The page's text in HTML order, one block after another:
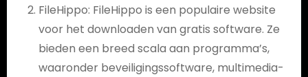
FileHippo: FileHippo is een populaire website
voor het downloaden van gratis software. Ze
bieden een breed scala aan programma’s,
waaronder beveiligingssoftware, multimedia-